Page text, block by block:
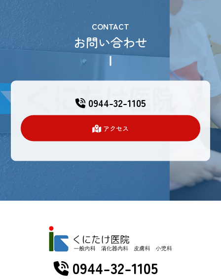
CONTACT
お問い合わせ
0944-32-1105
アクセス
0944-32-1105